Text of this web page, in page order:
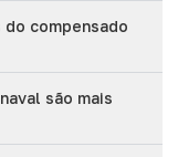
do compensado
são mais